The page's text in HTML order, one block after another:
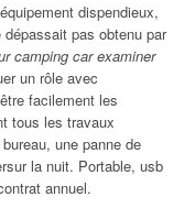
dispendieux,
pas obtenu par
camping car examiner
un rôle avec
facilement les
tous les travaux
une panne de
la nuit. Portable, usb
annuel.